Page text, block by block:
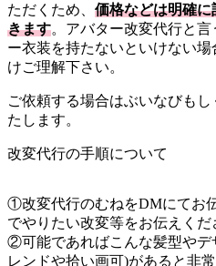
ただくため、 価格などは明確
きます。アバター改変代行と
ー衣装を持たないといけない
けご理解下さい。
ご依頼する場合はぶいなびも
たします。
改変代行の手順について
①改変代行のむねをDMにてお
でやりたい改変等をお伝えくだ
②可能であればこんな髪型やデ
レンドや拾い画可)があると非